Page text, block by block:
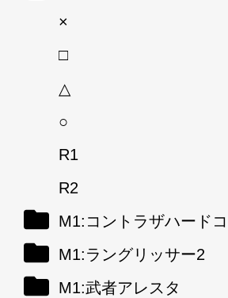
×
□
△
○
R1
R2
M1:コントラザハード
M1:ラングリッサー2
M1:武者アレスタ